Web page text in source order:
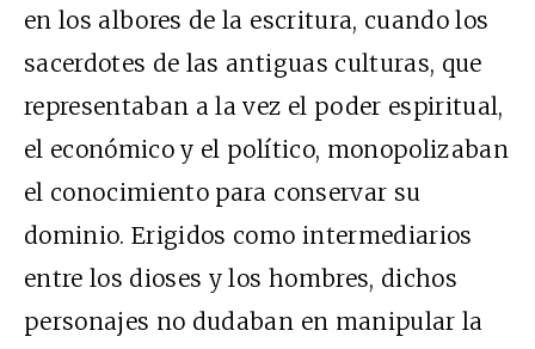
en los albores de la escritura, cuando los
sacerdotes de las antiguas culturas, que
representaban a la vez el poder espiritual,
el económico y el político, monopolizaban
el conocimiento para conservar su
dominio. Erigidos como intermediarios
entre los dioses y los hombres, dichos
personajes no dudaban en manipular la